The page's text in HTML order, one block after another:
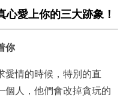
心愛上你的三大跡象！
你
愛情的時候，特別的直
個人，他們會改掉貪玩的